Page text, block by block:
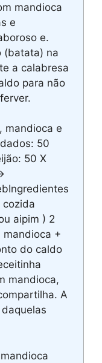
mandioca
e
e.
(batata) na
a calabresa
para não
mandioca e
50
50 X
aipim ) 2
mandioca +
do caldo
mandioca,
A